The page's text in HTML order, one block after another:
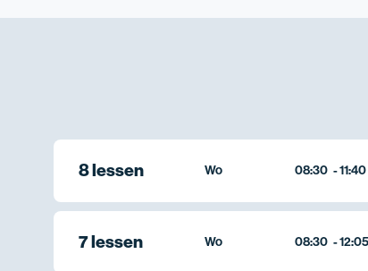
8 lessen Wo 08:30 -11:40
7 lessen Wo 08:30 -12:05